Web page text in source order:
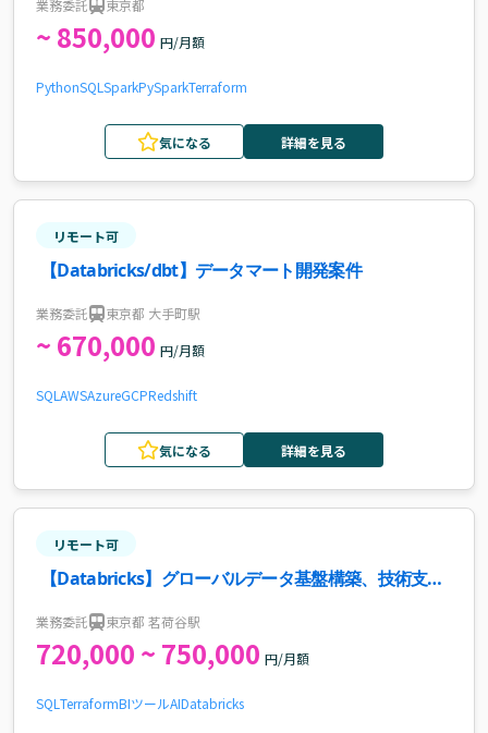
業務委託 東京都
~ 850,000 円/月額
PythonSQL SparkPySparkTerraform
気になる 詳細を見る
リモート可
【Databricks/dbt】データマート開発案件
業務委託 東京都 大手町駅
~ 670,000 円/月額
SQL AWSAzureGCPRedshift
気になる 詳細を見る
リモート可
【Databricks】グローバルデータ基盤構築、技術支援
業務委託 東京都 茗荷谷駅
720,000 ~ 750,000 円/月額
SQL TerraformBIツールAIDatabricks